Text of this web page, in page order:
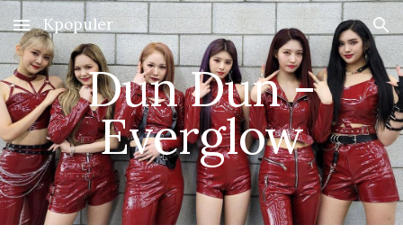
Skip to main content Skip to navigation
Kpopuler
Dun Dun -
Everglow